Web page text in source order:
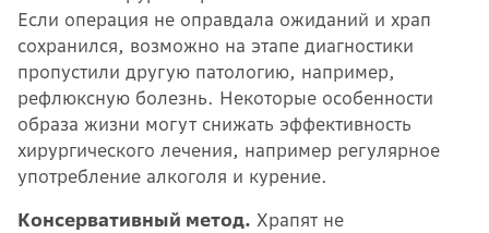
Если операция не оправдала ожиданий и храп
сохранился, возможно на этапе диагностики
пропустили другую патологию, например,
рефлюксную болезнь. Некоторые особенности
образа жизни могут снижать эффективность
хирургического лечения, например регулярное
употребление алкоголя и курение.
Консервативный метод. Храпят не